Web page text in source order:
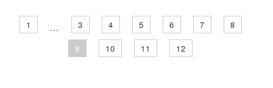
1 ... 3 4 5 6 7 8
9 10 11 12